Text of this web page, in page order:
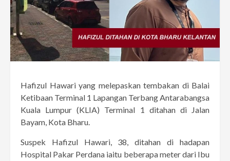
Hafizul Hawari yang melepaskan tembakan di Balai
Ketibaan Terminal 1 Lapangan Terbang Antarabangsa
Kuala Lumpur (KLIA) Terminal 1 ditahan di Jalan
Bayam, Kota Bharu.
Suspek Hafizul Hawari, 38, ditahan di hadapan
Hospital Pakar Perdana iaitu beberapa meter dari Ibu